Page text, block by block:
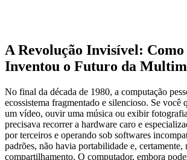
A Revolução Invisível: Como
Inventou o Futuro da
No final da década de 1980, a computação
ecossistema fragmentado e silencioso. Se você
um vídeo, ouvir uma música ou exibir
precisava recorrer a hardware caro e
por terceiros e operando sob softwares
padrões, não havia portabilidade e, certamente,
compartilhamento. O computador, embora